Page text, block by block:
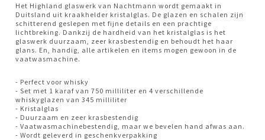
Het Highland glaswerk van Nachtmann wordt gemaakt in
Duitsland uit kraakhelder kristalglas. De glazen en schalen zijn
schitterend geslepen met fijne details en een prachtige
lichtbreking. Dankzij de hardheid van het kristalglas is het
glaswerk duurzaam, zeer krasbestendig en behoudt het haar
glans. En, handig, alle artikelen en items mogen gewoon in de
vaatwasmachine.
- Perfect voor whisky
- Set met 1 karaf van 750 milliliter en 4 verschillende
whiskyglazen van 345 milliliter
- Kristalglas
- Duurzaam en zeer krasbestendig
- Vaatwasmachinebestendig, maar we bevelen hand afwas aan.
- Wordt geleverd in geschenkverpakking